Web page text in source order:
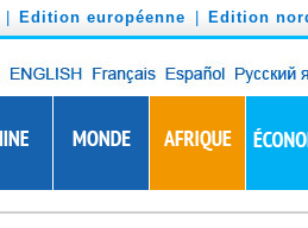
Edition européenne Edition